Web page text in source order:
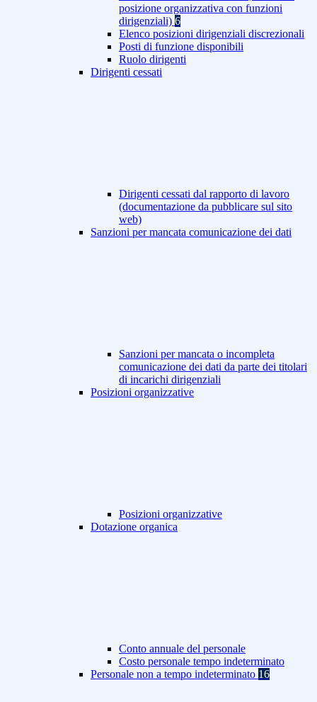
posizione organizzativa con funzioni
dirigenziali) 6
Elenco posizioni dirigenziali discrezionali
Posti di funzione disponibili
Ruolo dirigenti
Dirigenti cessati
Dirigenti cessati dal rapporto di lavoro
(documentazione da pubblicare sul sito
web)
Sanzioni per mancata comunicazione dei dati
Sanzioni per mancata o incompleta
comunicazione dei dati da parte dei titolari
di incarichi dirigenziali
Posizioni organizzative
Posizioni organizzative
Dotazione organica
Conto annuale del personale
Costo personale tempo indeterminato
Personale non a tempo indeterminato 16